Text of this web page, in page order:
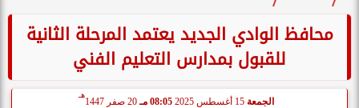
محافظ الوادي الجديد يعتمد المرحلة الثانية
للقبول بمدارس التعليم الفني
الجمعة 08:05 مـ 20 صفر 1447
هـ